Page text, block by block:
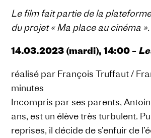
Le film fait partie de la
du projet « Ma place au cinéma ».
14.03.2023 (mardi), 14:00 –
réalisé par François Truffaut /
minutes
Incompris par ses parents,
ans, est un élève très turbulent.
reprises, il décide de s’enfuir de